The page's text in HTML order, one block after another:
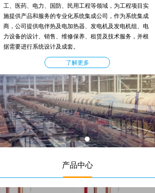
工、医药、电力、国防、民用工程等领域，为工程项目实
施提供产品和服务的专业化系统集成公司，作为系统集成
商，公司提供电伴热及电加热器、发电机及发电机组、电
力设备的设计、销售、维修保养、租赁及技术服务，并根
据需要进行系统设计及成套。
了解更多
产品中心